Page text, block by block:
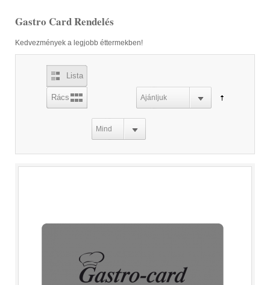
Gastro Card Rendelés
Kedvezmények a legjobb éttermekben!
Lista
Rács Ajánljuk
Mind